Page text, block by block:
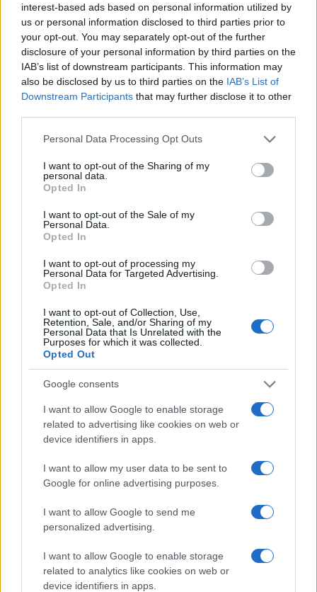
interest-based ads based on personal information utilized by
us or personal information disclosed to third parties prior to
your opt-out. You may separately opt-out of the further
disclosure of your personal information by third parties on the
IAB’s list of downstream participants. This information may
also be disclosed by us to third parties on the IAB’s List of
Downstream Participants that may further disclose it to other
Please note that this website/app uses one or more Google
not limited to your visit or usage behaviour. You may click to
grant or deny consent to Google and its third-party tags to
use your data for below specified purposes in below Google
consent section.
Personal Data Processing Opt Outs
I want to opt-out of the Sharing of my
personal data.
Opted In
I want to opt-out of the Sale of my
Personal Data.
Opted In
I want to opt-out of processing my
Personal Data for Targeted Advertising.
Opted In
I want to opt-out of Collection, Use,
Retention, Sale, and/or Sharing of my
Personal Data that Is Unrelated with the
Purposes for which it was collected.
Opted Out
Google consents
I want to allow Google to enable storage
related to advertising like cookies on web or
device identifiers in apps.
I want to allow my user data to be sent to
Google for online advertising purposes.
I want to allow Google to send me
personalized advertising.
I want to allow Google to enable storage
related to analytics like cookies on web or
device identifiers in apps.
Continua a leggere
SERVIZI PER LE AZIENDE
aziende
Linda Pellegrini · 7 Ago 2026